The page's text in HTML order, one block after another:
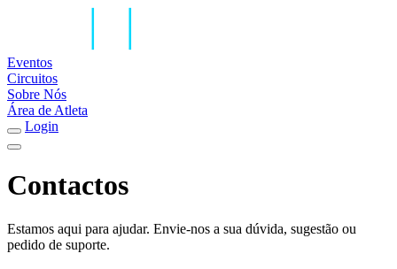
Eventos
Circuitos
Sobre Nós
Área de Atleta
Login
Contactos
Estamos aqui para ajudar. Envie-nos a sua dúvida, sugestão ou
pedido de suporte.